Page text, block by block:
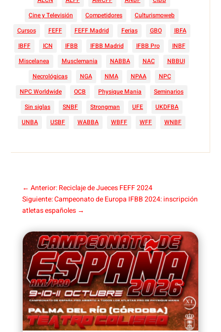
Cine y Televisión
Competidores
Culturismoweb
Cursos
FEFF FEFF Madrid Ferias GBO
IBFA
IBFF
ICN IFBB IFBB Madrid IFBB Pro
INBF
Miscelanea
Musclemania NABBA NAC
NBBUI
Necrológicas
NGA NMA NPAA
NPC
NPC Worldwide
OCB Physique Mania
Seminarios
Sin siglas
SNBF Strongman UFE
UKDFBA
UNBA
USBF WABBA WBFF WFF WNBF
← Anterior: Reciclaje de Jueces FEFF 2024
Siguiente: Campeonato de Europa IFBB 2024: inscripción
atletas españoles→